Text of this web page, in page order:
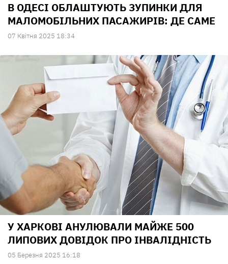
В ОДЕСІ ОБЛАШТУЮТЬ ЗУПИНКИ ДЛЯ
МАЛОМОБІЛЬНИХ ПАСАЖИРІВ: ДЕ САМЕ
07 Квiтня 2025 18:34
У ХАРКОВІ АНУЛЮВАЛИ МАЙЖЕ 500
ЛИПОВИХ ДОВІДОК ПРО ІНВАЛІДНІСТЬ
05 Березня 2025 16:18